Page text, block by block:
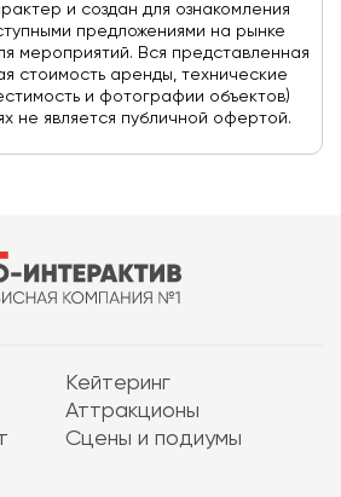
и создан для ознакомления
предложениями на рынке
мероприятий. Вся представленная
стоимость аренды, технические
и фотографии объектов)
не является публичной офертой.
Кейтеринг
Аттракционы
Сцены и подиумы